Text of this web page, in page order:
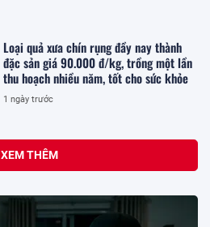
Loại quả xưa chín rụng đầy nay thành
đặc sản giá 90.000 đ/kg, trồng một lần
thu hoạch nhiều năm, tốt cho sức khỏe
1 ngày trước
XEM THÊM